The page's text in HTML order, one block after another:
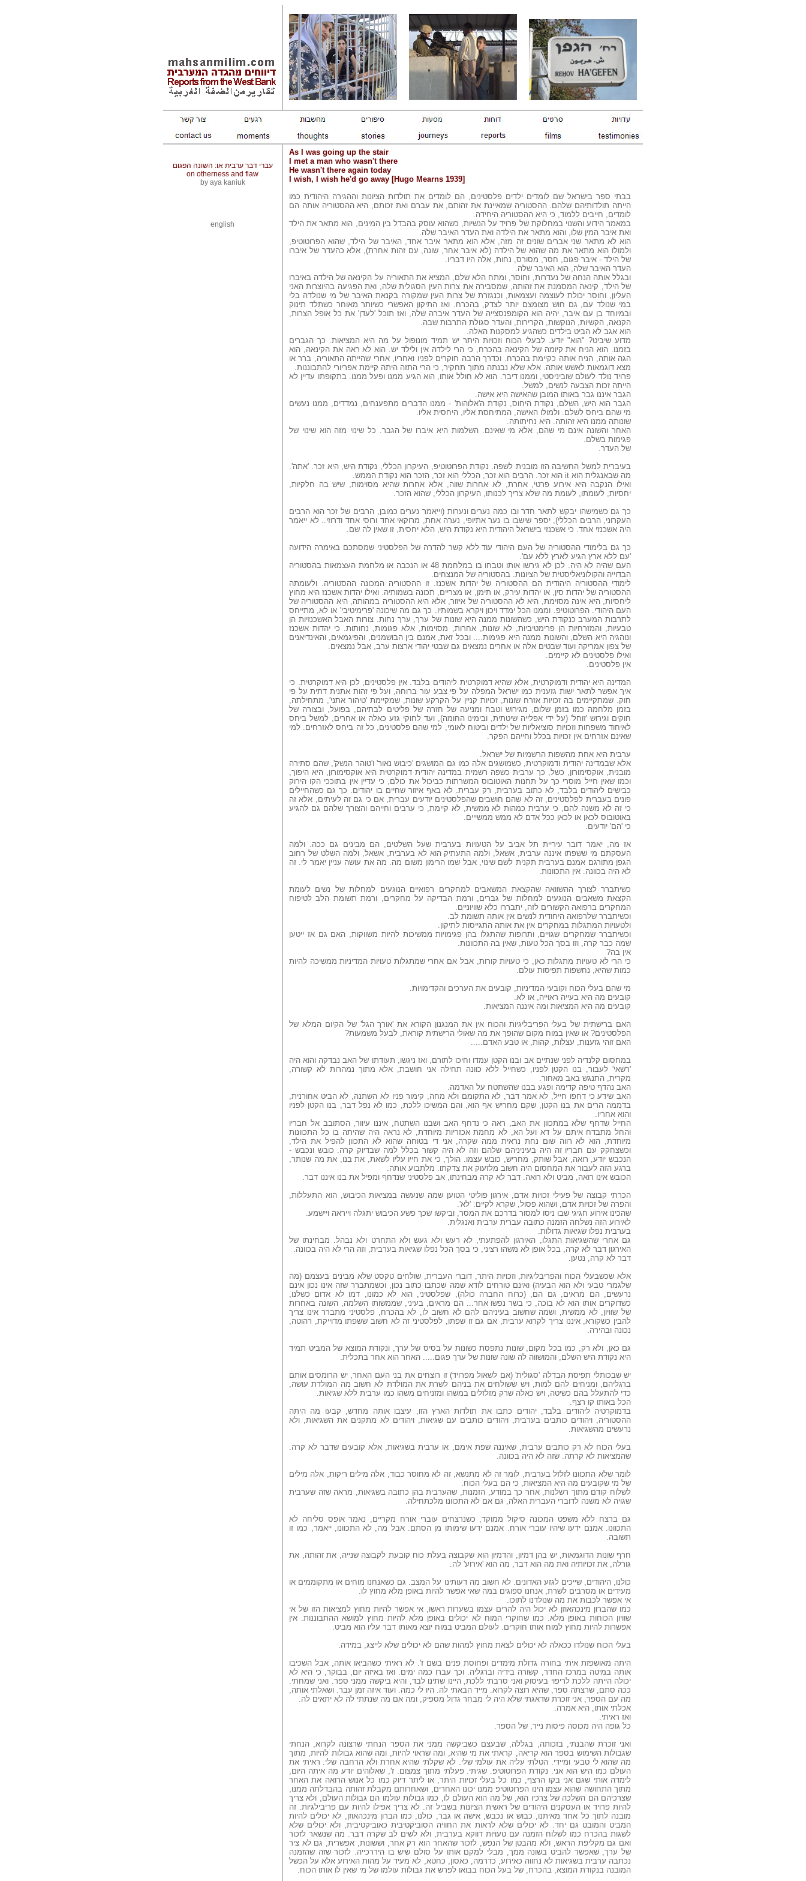
עברי דבר ערבית או: השונה הפגום
on otherness and flaw
by aya kaniuk
english
As I was going up the stair
I met a man who wasn't there
He wasn't there again today
I wish, I wish he'd go away [Hugo Mearns 1939]
בבתי ספר בישראל שם לומדים ילדים פלסטינים, הם לומדים את תולדות הציונות וההגירה היהודית כמו
הייתה תולדותיהם שלהם. ההסטוריה שמאיינת את זהותם, את עברם ואת זכותם, היא ההסטוריה אותה הם
לומדים, חייבים ללמוד, כי היא ההסטוריה היחידה.
במאמר הידוע והשנוי במחלוקת של פרויד על הנשיות, כשהוא עוסק בהבדל בין המינים, הוא מתאר את הילד
ואת איבר המין שלו, והוא מתאר את הילדה ואת העדר האיבר שלה.
הוא לא מתאר שני אברים שונים זה מזה, אלא הוא מתאר איבר אחד, האיבר של הילד, שהוא הפרוטוטיפ,
ולמולו הוא מתאר את מה שהוא של הילדה (לא איבר אחר, שונה, עם זהות אחרת), אלא כהעדר של איברו
של הילד - איבר פגום, חסר, מסורס, נחות, אלה היו דבריו.
העדר האיבר שלה, הוא האיבר שלה.
ובגלל אותה הנחה של נעדרות, וחוסר, ומתח הלא שלם, המציא את התאוריה על הקינאה של הילדה באיברו
של הילד, קינאה המסמנת את זהותה, שמסבירה את צרות העין הסגולית שלה, ואת הפגיעה בהיוצרות האני
העליון, וחוסר יכולת לעוצמה ועצמאות, וכנגזרת של צרות העין שמקורה בקנאת האיבר של מי שנולדה בלי
במי שנולד עם, גם חוש מצומצם יותר לצדק, בהכרח. ואז התיקון האפשרי כשיותר מאוחר כשתלד תינוק
ובמיוחד בן עם איבר, יהיה הוא הקומפנסצייה של העדר איברה שלה, ואז תוכל 'לעדן' את כל אופל הצרות,
הקנאה, הקשיות, הנוקשות, הקרירות, והעדר סגולת התרבות שבה.
הוא אגב לא הביט בילדים כשהגיע למסקנות האלה.
מדוע שיביט? "הוא" יודע. לבעלי הכוח וזכויות היתר יש תמיד מונופול על מה היא המציאות. כך הגברים
בזמנו. הוא הניח את קיומה של הקינאה בהכרח, כי הרי לילדה אין ולילד יש. הוא לא ראה את הקינאה, הוא
הגה אותה, הניח אותה כקיימת בהכרח. וכדרך הרבה חוקרים לפניו ואחריו, אחרי שהייתה התאוריה, ברר או
מצא דוגמאות לאשש אותה. אלא שלא נבנתה מתוך תחקיר, כי הרי התזה היתה קיימת אפריורי להתבוננות.
פרויד נולד לעולם שוביניסטי, וממנו דיבר. הוא לא חולל אותו, הוא הגיע ממנו ופעל ממנו. בתקופתו עדיין לא
הייתה זכות הצבעה לנשים, למשל.
הגבר איננו גבר באותו המובן שהאישה היא אישה.
הגבר הוא היש, השלם, נקודת היחוס, נקודת ה'אלוהות' - ממנו הדברים מתפענחים, נמדדים, ממנו נעשים
מי שהם ביחס לשלם. ולמולו האישה, המתיחסת אליו, היחסית אליו.
שונותה ממנו היא זהותה. היא נחיתותה.
האחר והשונה אינם מי שהם, אלא מי שאינם. השלמות היא איברו של הגבר. כל שינוי מזה הוא שינוי של
פגימות בשלם.
של העדר.
בעיברית למשל החשיבה הזו מובנית לשפה. נקודת הפרוטוטיפ, העיקרון הכללי, נקודת היש, היא זכר. 'אתה'.
מה שבאנגלית הוא it הוא זכר. הרבים הוא זכר, הכללי הוא זכר, הזכר הוא נקודת הממש.
ואילו הנקבה היא אירוע פרטי, אחרת, לא אחרות שווה, אלא אחרות שהיא מסוימות, שיש בה חלקיות,
יחסיות, לעומתו, לעומת מה שלא צריך לכנותו, העיקרון הכללי, שהוא הזכר.
כך גם כשמישהו יבקש לתאר חדר ובו כמה נערים ונערות (וייאמר נערים כמובן, הרבים של זכר הוא הרבים
העקרוני, הרבים הכללי), יספר שישבו בו נער אתיופי, נערה אחת, מרוקאי אחד ורוסי אחד ודרוזי.. לא ייאמר
היה אשכנזי אחד. כי אשכנזי בישראל היהודית היא נקודת היש, הלא יחסית, זו שאין לה שם.
כך גם בלימודי ההסטוריה של העם היהודי עוד ללא קשר להדרה של הפלסטיני שמסתכם באימרה הידועה
'עם ללא ארץ הגיע לארץ ללא עם'.
העם שהיה לא היה. לכן לא גירשו אותו וטבחו בו במלחמת 48 או הנכבה או מלחמת העצמאות בהסטוריה
הבדוייה והקולוניאליסטית של הציונות. בהסטוריה של המנצחים.
לימודי ההסטוריה היהודית הם ההסטוריה של יהדות אשכנז. זו ההסטוריה המכונה ההסטוריה. ולעומתה
ההסטוריה של יהדות סין, או יהדות עירק, או תימן, או מצריים, תכונה בשמותיה. ואילו יהדות אשכנז היא מחוץ
ליחסיות, היא אינה מסוימת, היא לא ההסטוריה של איזור, אלא היא ההסטוריה במהותה, היא ההסטוריה של
העם היהודי. הפרוטוטיפ. וממנו הכל ימדד ויכון ויקרא בשמותיו. כך גם מה שיכונה 'פרימיטיבי' או לא, מתייחס
לתרבות המערב כנקודת היש, כשהשונות ממנה היא שונות של ערך, ערך נחות. צורות האבל האשכנזיות הן
טבעיות, והמזרחיות הן פרימטיביות, לא שונות, אחרות, מסוימות, אלא פגומות, נחותות. כי יהדות אשכנז
ונוהגיה היא השלם, והשונות ממנה היא פגימות.... ובכל זאת, אמנם בין הבושמנים, והפיגמאים, והאינדיאנים
של צפון אמריקה ועוד שבטים אלה או אחרים נמצאים גם שבטי יהודי ארצות ערב, אבל נמצאים.
ואילו פלסטינים לא קיימים.
אין פלסטינים.
המדינה היא יהודית ודמוקרטית, אלא שהיא דמוקרטית ליהודים בלבד. אין פלסטינים, לכן היא דמוקרטית. כי
איך אפשר לתאר ישות גזענית כמו ישראל המפלה על פי צבע עור ברוחה, ועל פי זהות אתנית דתית על פי
חוק. שמתקיימים בה זכויות אזרח שונות, זכויות קניין על הקרקע שונות, שמקיימת 'טיהור אתני', מתחילתה,
בזמן מלחמה כמו בזמן שלום, מגירוש וטבח ומניעה של חזרה של פליטים לבתיהם, בפועל, ובצורה של
חוקים וגירוש 'זוחל' (על ידי אפלייה שיטתית, ובימינו החומה), ועד לחוקי גזע כאלה או אחרים, למשל ביחס
לאיחוד משפחות וזכויות סוציאליות של ילדים וביטוח לאומי, למי שהם פלסטינים, כל זה ביחס לאזרחים. למי
שאינם אזרחים אין זכויות בכלל וחייהם הפקר.
ערבית היא אחת מהשפות הרשמיות של ישראל.
אלא שבמדינה יהודית ודמוקרטית, כשמושגים אלה כמו גם המושגים 'כיבוש נאור' ו'טוהר הנשק', שהם סתירה
מובנית, אוקסימורון, כשל, כך ערבית כשפה רשמית במדינה יהודית דמוקרטית היא אוקסימורון, היא היפוך,
וכמו שאין חייל מוסרי כך על תחנות האוטובוס המשרתות כביכול את כולם, כי עדיין אין בתוככי הקו הירוק
כבישים ליהודים בלבד, לא כתוב בערבית, רק עברית. לא באף איזור שחיים בו יהודים. כך גם כשהחיילים
פונים בעברית לפלסטינים, זה לא שהם חושבים שהפלסטינים יודעים עברית, אם כי גם זה לעיתים, אלא זה
כי זה לא משנה להם, כי ערבית כמהות לא ממשית, לא קיימת, כי ערבים וחייהם והצורך שלהם גם להגיע
באוטובוס לכאן או לכאן ככל אדם לא ממש ממשייים.
כי 'הם' יודעים.
אז מה, יאמר דובר עיריית תל אביב על הטעויות בערבית שעל השלטים, הם מבינים גם ככה. ולמה
העסקתם מי ששפתו איננה ערבית, אשאל, ולמה התעתיק הוא לא בערבית, אשאל, ולמה השלט של רחוב
הגפן מתורגם אמנם בערבית תקנית לשם שינוי, אבל שמו הרימון משום מה. מה את עושה עניין יאמר לי. זה
לא היה בכוונה. אין התכוונות.
כשיתברר לצורך ההשוואה שהקצאת המשאבים למחקרים רפואיים הנוגעים למחלות של נשים לעומת
הקצאת משאבים הנוגעים למחלות של גברים, ורמת הבדיקה על מחקרים, ורמת תשומת הלב לטיפוח
המחקרים ברפואה הקשורים לזה, יתבררו כלא שוויוניים.
וכשיתברר שלרפואה היחודית לנשים אין אותה תשומת לב.
ולטעויות המתגלות במחקרים אין את אותה התגייסות לתיקון.
וכשיתברר שמחקרים שגויים, ותרופות שהתגלו בהן פגימויות ממשיכות להיות משווקות, האם גם אז ייטען
שמה כבר קרה, וזו בסך הכל טעות, שאין בה התכוונות.
אין בה?
כי הרי לא טעויות מתגלות כאן, כי טעויות קורות, אבל אם אחרי שמתגלות טעויות המדיניות ממשיכה להיות
כמות שהיא, נחשפות תפיסות עולם.
מי שהם בעלי הכוח וקובעי המדיניות, קובעים את הערכים והקדימויות.
קובעים מה היא בעייה ראוייה, או לא.
קובעים מה היא המציאות ומה איננה המציאות.
האם ברישתית של בעלי הפריבליגיות והכוח אין את המנגנון הקורא את 'אורך הגל' של הקיום המלא של
הפלסטינים? או שאין במוח מקום שהופך את מה שאולי הרישתית קוראת, לבעל משמעות?
האם זוהי גזענות, עצלות, קהות, או טבע האדם.....
במחסום קלנדיה לפני שנתיים אב ובנו הקטן עמדו וחיכו לתורם, ואז ניגשו, תעודתו של האב נבדקה והוא היה
'רשאי' לעבור, בנו הקטן לפניו, כשחייל ללא כוונה תחילה אני חושבת, אלא מתוך נמהרות לא קשורה,
מקרית, התנגש באב מאחור.
האב נהדף טיפה קדימה ופגע בבנו שהשתטח על האדמה.
האב שידע כי דחפו חייל, לא אמר דבר, לא התקומם ולא מחה, קימור פניו לא השתנה, לא הביט אחורנית,
בדממה הרים את בנו הקטן, שקם מחריש אף הוא, והם המשיכו ללכת, כמו לא נפל דבר, בנו הקטן לפניו
והוא אחריו.
החייל שדחף שלא במתכוון את האב, ראה כי נדחף האב ושבנו השתטח, איננו עיוור, הסתובב אל חבריו
והחל מתבדח איתם על דא ועל הא, לא מחמת אכזריות מיוחדת, לא נראה היה שהיתה בו כל התכוונות
מיוחדת, הוא לא רווה שום נחת נראית ממה שקרה, אני די בטוחה שהוא לא התכוון להפיל את הילד,
וכשצחקק עם חבריו זה היה בעיניניהם שלהם וזה לא היה קשור בכלל למה שבדיוק קרה. כובש ונכבש -
הנכבש יודע, רואה, אבל שותק, מחריש, כובש עצמו. הולך, כי את חייו עליו לשאת, את בנו, את מה שנותר,
ברגע הזה לעבור את המחסום היה חשוב מלזעוק את צדקתו. מלתבוע אותה.
הכובש אינו רואה, מביט ולא רואה. דבר לא קרה מבחינתו, אב פלסטיני שנדחף ומפיל את בנו איננו דבר.
הכרתי קבוצה של פעילי זכויות אדם, אירגון פוליטי הטוען שמה שנעשה במציאות הכיבוש, הוא התעללות,
והפרה של זכויות אדם, ושהוא פסול, שקרא לקיים: 'לא'.
שהכינו אירוע חגיגי שבו ניסו למסור בדרכם את המסר, וביקשו שכך פשע הכיבוש יתגלה וייראה ויישמע.
לאירוע הזה נשלחה הזמנה כתובה עברית ערבית ואנגלית.
בערבית נפלו שגיאות גדולות.
גם אחרי שהשגיאות התגלו, האירגון להפתעתי, לא רעש ולא געש ולא התחרט ולא נבהל. מבחינתו של
האירגון דבר לא קרה, בכל אופן לא משהו רציני, כי בסך הכל נפלו שגיאות בערבית, וזה הרי לא היה בכוונה.
דבר לא קרה, נטען.
אלא שכשבעלי הכוח והפריבליגיות, וזכויות היתר, דוברי העברית, שולחים טקסט שלא מבינים בעצמם (מה
שלגמרי טבעי ולא הוא הבעיה) ואינם טורחים לודא שמה שכתבו כתוב נכון, וכשמתברר שזה אינו נכון אינם
נרעשים, הם מראים, גם הם, (כרוח החברה כולה), שפלסטיני, הוא לא כמונו, דמו לא אדום כשלנו,
כשדוקרים אותו הוא לא בוכה, כי בשר נפשו אחר... הם מראים, בעיני, שממשותו השלמה, השונה באחרות
של שוויון, לא ממשית, ושמה שחשוב בעיניהם להם לא חשוב לו, לא בהכרח, פלסטיני מתברר אינו צריך
להבין כשקורא, איננו צריך לקרוא ערבית, אם גם זו שפתו, לפלסטיני זה לא חשוב ששפתו מדוייקת, רהוטה,
נכונה ובהירה.
גם כאן, ולא רק, כמו בכל מקום, שונות נתפסת כשונות על בסיס של ערך, ונקודת המוצא של המביט תמיד
היא נקודת היש השלם, והמושווה לה שונה שונות של ערך פגום..... האחר הוא אחר בתכלית.
יש שבכותלי תפיסת הבדלה 'סגולית' (אם לשאול מפרויד) זו רוצחים את בני העם האחר, יש הרומסים אותם
ברגליהם, ומניחים להם למות, ויש ששולחים את בניהם לשרת את המולדת לא חשוב מה המולדת עושה,
כדי להתעלל בהם כשיטה, ויש כאלה שרק מזלזלים במשהו ומזניחים משהו כמו ערבית ללא שגיאות.
הכל באותו קו רצף.
בדמוקרטיה ליהודים בלבד, יהודים כתבו את תולדות הארץ הזו, עיצבו אותה מחדש, קבעו מה היתה
ההסטוריה, ויהודים כותבים בערבית, ויהודים כותבים עם שגיאות, ויהודים לא מתקנים את השגיאות, ולא
נרעשים מהשגיאות.
בעלי הכוח לא רק כותבים ערבית, שאיננה שפת אימם, או ערבית בשגיאות, אלא קובעים שדבר לא קרה.
שהמציאות לא קרתה. שזה לא היה בכוונה.
לומר שלא התכוונו לזלזל בערבית, לומר זה לא מתנשא, זה לא מחוסר כבוד, אלה מילים ריקות, אלה מילים
של מי שקובעים מה היא המציאות, כי הם בעלי הכוח.
לשלוח קודם מתוך רשלנות, אחר כך במודע, הזמנות, שהערבית בהן כתובה בשגיאות, מראה שזה שערבית
שגויה לא משנה לדוברי העברית האלה, גם אם לא התכוונו מלכתחילה.
גם ברצח ללא משפט המכונה סיקול ממוקד, כשנרצחים עוברי אורח מקריים, נאמר אופס סליחה לא
התכוונו. אמנם ידעו שיהיו עוברי אורח. אמנם ידעו שימותו מן הסתם. אבל מה, לא התכוונו, ייאמר, כמו זו
תשובה.
חרף שונות הדוגמאות, יש בהן דמיון, והדמיון הוא שקבוצה בעלת כוח קובעת לקבוצה שנייה, את זהותה, את
גורלה, את זכויותיה ואת מה הוא דבר, מה הוא 'אירוע' לה.
כולנו, היהודים, שייכים לגזע האדונים. לא חשוב מה דעותינו על המצב. גם כשאנחנו מוחים או מתקוממים או
מעידים או מסרבים לשרת, אנחנו ספוגים במה שאי אפשר להיות באופן מלא מחוץ לו.
אי אפשר לכבות את מה שנולדנו לתוכו.
כמו שהברון מינכהאוזן לא יכול היה להרים עצמו בשערות ראשו, אי אפשר להיות מחוץ למציאות הזו של אי
שוויון הכוחות באופן מלא. כמו שחוקרי המוח לא יכולים באופן מלא להיות מחוץ למושא ההתבוננות. אין
אפשרות להיות מחוץ למוח אותו חוקרים. לעולם המביט במוח יוצא מאותו דבר עליו הוא מביט.
בעלי הכוח שנולדו ככאלה לא יכולים לצאת מחוץ למהות שהם לא יכולים שלא לייצג, במידה.
היתה מאושפזת איתי בחורה גדולת מימדים ופחוסת פנים בשם ז'. לא ראיתי כשהביאו אותה, אבל השכיבו
אותה במיטה במרכז החדר, קשורה בידיה וברגליה. וכך עברו כמה ימים. ואז באיזה יום, בבוקר, כי היא לא
יכולה הייתה ללכת לריפוי בעיסוק ואני סרבתי ללכת, היינו שתינו לבד, והיא ביקשה ממני ספר. ואני שמחתי.
ככה סתם, שרצתה ספר, שהיא רוצה לקרוא. מייד הבאתי לה. היו לי כמה. ועוד איזה זמן עבר. ושאלתי אותה,
מה עם הספר, אני זוכרת שדאגתי שלא היה לי מבחר גדול מספיק, ומה אם מה שנתתי לה לא יתאים לה.
אכלתי אותו, היא אמרה.
ואז ראיתי.
כל גופה היה מכוסה פיסות נייר, של הספר.
ואני זוכרת שהבנתי, בזכותה, בגללה, שבעצם כשביקשה ממני את הספר הנחתי שרצונה לקרוא, הנחתי
שגבולות השימוש בספר הוא קריאה, קראתי את מי שהיא, ומה שראוי להיות, ומה שהוא גבולות להיות, מתוך
מה שהוא לי טבעי ומיידי. הטלתי עליה את עולמי שלי. לא שקלתי שהיא אחרת ולא הרחבה שלי. ראיתי את
העולם כמו היש הוא אני. נקודת הפרוטוטיפ. שגיתי. פעלתי מתוך צמצום. ז', שאלוהים יודע מה איתה היום,
לימדה אותי שגם אני בקו הרצף, כמו כל בעלי זכויות היתר, או ליתר דיוק כמו כל אנוש הרואה את האחר
מתוך התחושה שהוא עצמו הינו הפרוטוטיפ ממנו יכונו האחרים, ושאחרותם מקבלת זהותה בהבדלתה ממנו,
שצרכיהם הם השלכה של צרכיו הוא, של מה הוא העולם לו, כמו גבולות עולמו הם גבולות העולם, ולא צריך
להיות פרויד או העסקנים היהודים של ראשית הציונות בשביל זה. לא צריך אפילו להיות עם פריבילגיות. זה
מובנה לתוך כל אחד מאיתנו, כבוש או נכבש, אישה או גבר, כולנו, כמוהברון מינכהאוזן, לא יכולים להיות
המביט והמובט גם יחד. לא יכולים שלא לראות את החוויה הסוביקטיבית כאוביקטיבית, ולא יכולים שלא
לשגות בהכרח כמו לשלוח הזמנה עם טעויות דווקא בערבית, ולא לשים לב שקרה דבר. מה שנשאר לזכור
ואם גם מקליפת הראש, ולא מהבטן של הנפש, לזכור שהאחר הוא רק אחר, וששונות, אפשרית, גם לא ציר
של ערך, שאפשר להביט בשונה ממך, מבלי למקם אותו על סולם שיש בו היררכייה. לזכור שזה שהזמנה
נכתבה ערבית בשגיאות לא נחווה כאירוע, כדרמה, כאסון, כחטא, לא מעיד על מהות האירוע אלא על הכשל
המובנה בנקודת המוצא, בהכרח, של בעל הכוח בבואו לפרש את גבולות עולמו של מי שאין לו אותו הכוח.